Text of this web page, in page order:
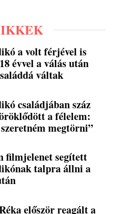
a volt férjével is
évvel a válás után
váltak
családjában száz
a félelem:
megtörni”
filmjelenet segített
talpra állni a
először reagált a